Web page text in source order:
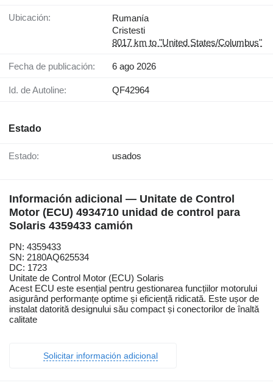
Ubicación:
Rumanía
Cristesti
8017 km to "United States/Columbus"
Fecha de publicación: 6 ago 2026
Id. de Autoline: QF42964
Estado
Estado: usados
Información adicional — Unitate de Control
Motor (ECU) 4934710 unidad de control para
Solaris 4359433 camión
PN: 4359433
SN: 2180AQ625534
DC: 1723
Unitate de Control Motor (ECU) Solaris
Acest ECU este esențial pentru gestionarea funcțiilor motorului
asigurând performanțe optime și eficiență ridicată. Este ușor de
instalat datorită designului său compact și conectorilor de înaltă
calitate
Solicitar información adicional